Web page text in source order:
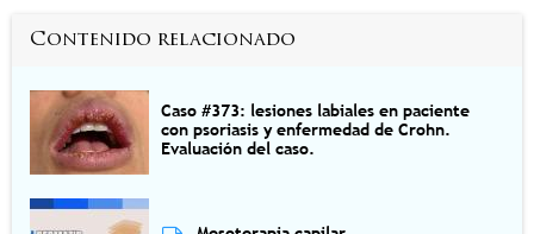
Contenido relacionado
Caso #373: lesiones labiales en paciente
con psoriasis y enfermedad de Crohn.
Evaluación del caso.